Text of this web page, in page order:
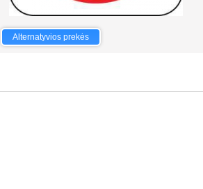
Alternatyvios prekės
VAZ 2121 NIVA RATLANKIO GAUBTAS